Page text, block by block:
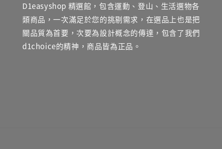
D1easyshop 精選館，包含運動、登山、生活選物各
類商品，一次滿足於您的挑剔需求，在選品上也是把
關品質為首要，次要為設計概念的傳達，包含了我們
d1choice的精神，商品皆為正品。